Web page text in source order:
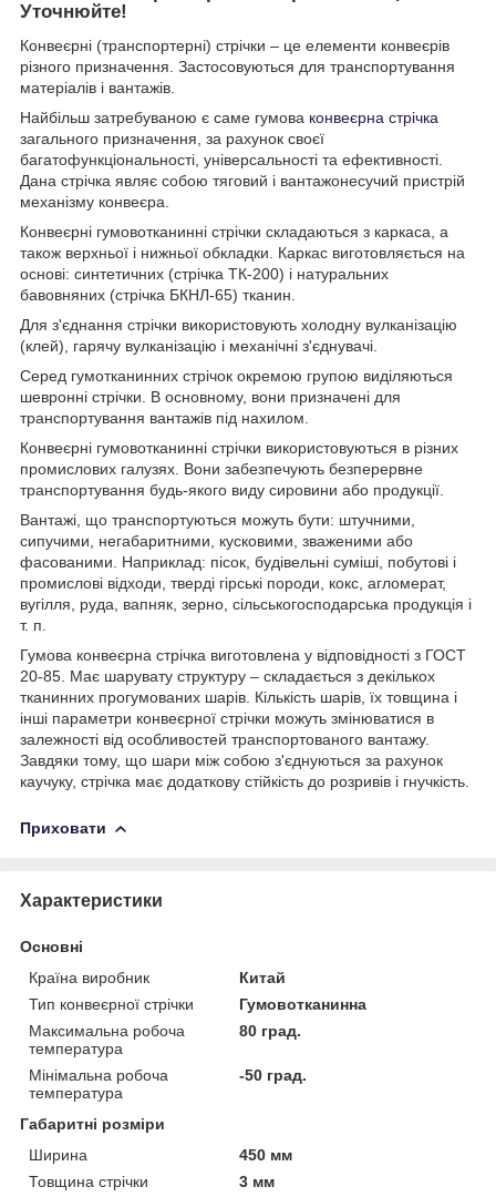
Уточнюйте!
Конвеєрні (транспортерні) стрічки – це елементи конвеєрів
різного призначення. Застосовуються для транспортування
матеріалів і вантажів.
Найбільш затребуваною є саме гумова конвеєрна стрічка
загального призначення, за рахунок своєї
багатофункціональності, універсальності та ефективності.
Дана стрічка являє собою тяговий і вантажонесучий пристрій
механізму конвеєра.
Конвеєрні гумовотканинні стрічки складаються з каркаса, а
також верхньої і нижньої обкладки. Каркас виготовляється на
основі: синтетичних (стрічка ТК-200) і натуральних
бавовняних (стрічка БКНЛ-65) тканин.
Для з'єднання стрічки використовують холодну вулканізацію
(клей), гарячу вулканізацію і механічні з'єднувачі.
Серед гумотканинних стрічок окремою групою виділяються
шевронні стрічки. В основному, вони призначені для
транспортування вантажів під нахилом.
Конвеєрні гумовотканинні стрічки використовуються в різних
промислових галузях. Вони забезпечують безперервне
транспортування будь-якого виду сировини або продукції.
Вантажі, що транспортуються можуть бути: штучними,
сипучими, негабаритними, кусковими, зваженими або
фасованими. Наприклад: пісок, будівельні суміші, побутові і
промислові відходи, тверді гірські породи, кокс, агломерат,
вугілля, руда, вапняк, зерно, сільськогосподарська продукція і
т. п.
Гумова конвеєрна стрічка виготовлена у відповідності з ГОСТ
20-85. Має шарувату структуру – складається з декількох
тканинних прогумованих шарів. Кількість шарів, їх товщина і
інші параметри конвеєрної стрічки можуть змінюватися в
залежності від особливостей транспортованого вантажу.
Завдяки тому, що шари між собою з'єднуються за рахунок
каучуку, стрічка має додаткову стійкість до розривів і гнучкість.
Приховати
Характеристики
Основні
Країна виробник
Китай
Тип конвеєрної стрічки
Гумовотканинна
Максимальна робоча
температура
80 град.
Мінімальна робоча
температура
-50 град.
Габаритні розміри
Ширина
450 мм
Товщина стрічки
3 мм